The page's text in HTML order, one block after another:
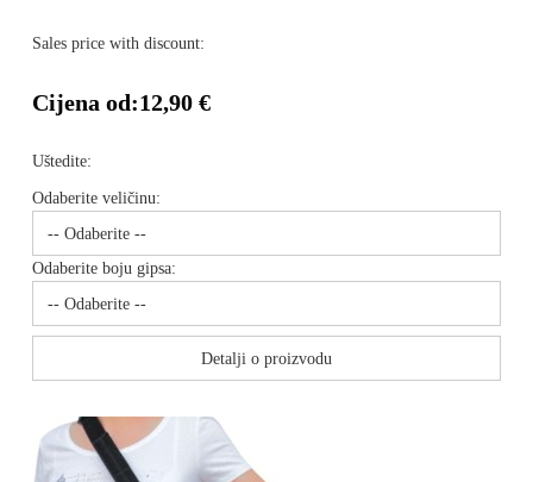
Sales price with discount:
Cijena od:12,90 €
Uštedite:
Odaberite veličinu:
Odaberite boju gipsa:
Detalji o proizvodu